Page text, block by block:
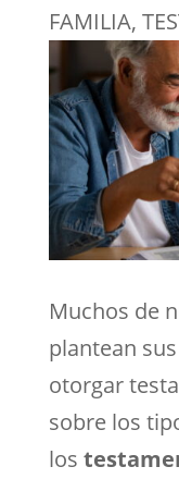
FAMILIA,
Muchos de
plantean
otorgar
sobre los
los